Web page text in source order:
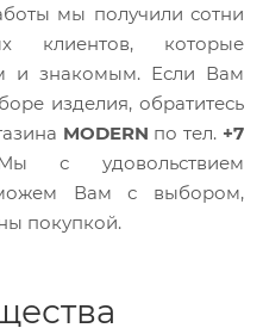
мы получили сотни
клиентов, которые
и знакомым. Если Вам
изделия, обратитесь
MODERN по тел. +7
с удовольствием
Вам с выбором,
покупкой.